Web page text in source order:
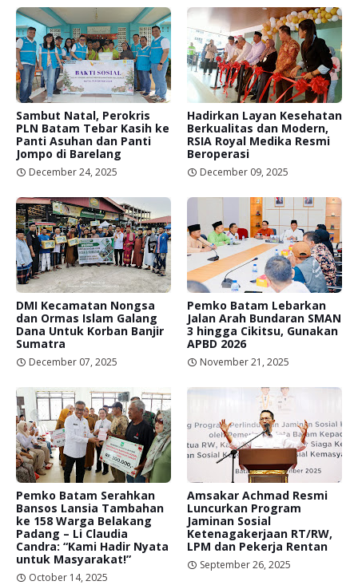
Sambut Natal, Perokris
PLN Batam Tebar Kasih ke
Panti Asuhan dan Panti
Jompo di Barelang
December 24, 2025
Hadirkan Layan Kesehatan
Berkualitas dan Modern,
RSIA Royal Medika Resmi
Beroperasi
December 09, 2025
DMI Kecamatan Nongsa
dan Ormas Islam Galang
Dana Untuk Korban Banjir
Sumatra
December 07, 2025
Pemko Batam Lebarkan
Jalan Arah Bundaran SMAN
3 hingga Cikitsu, Gunakan
APBD 2026
November 21, 2025
Pemko Batam Serahkan
Bansos Lansia Tambahan
ke 158 Warga Belakang
Padang – Li Claudia
Candra: “Kami Hadir Nyata
untuk Masyarakat!”
October 14, 2025
Amsakar Achmad Resmi
Luncurkan Program
Jaminan Sosial
Ketenagakerjaan RT/RW,
LPM dan Pekerja Rentan
September 26, 2025